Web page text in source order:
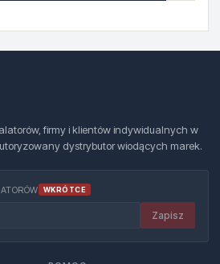
firmy i klientów indywidualnych w
dystrybutor wiodących marek.
WKRÓTCE
Zapisz